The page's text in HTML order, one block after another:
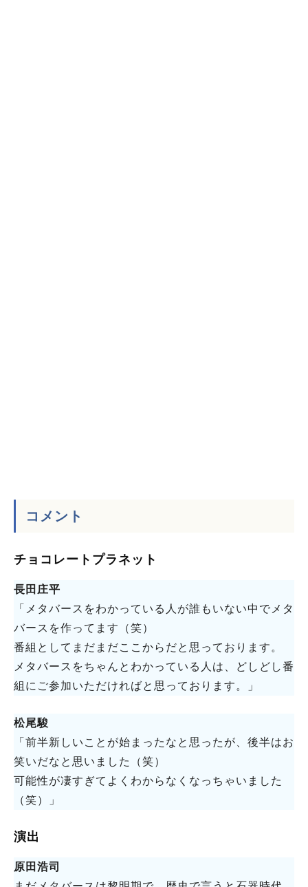
コメント
チョコレートプラネット
長田庄平
「メタバースをわかっている人が誰もいない中でメタ
バースを作ってます（笑）
番組としてまだまだここからだと思っております。
メタバースをちゃんとわかっている人は、どしどし番
組にご参加いただければと思っております。」
松尾駿
「前半新しいことが始まったなと思ったが、後半はお
笑いだなと思いました（笑）
可能性が凄すぎてよくわからなくなっちゃいました
（笑）」
演出
原田浩司